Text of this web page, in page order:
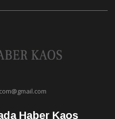
Haber Kaos